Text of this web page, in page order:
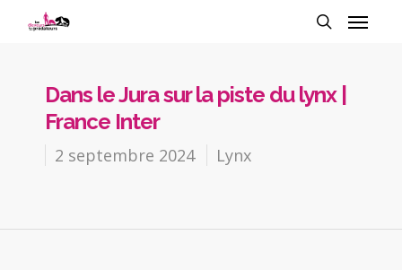
Dans le Jura sur la piste du lynx |
France Inter
2 septembre 2024 Lynx